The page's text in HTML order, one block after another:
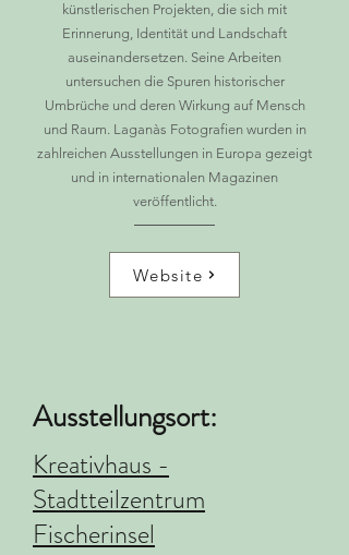
künstlerischen Projekten, die sich mit
Erinnerung, Identität und Landschaft
auseinandersetzen. Seine Arbeiten
untersuchen die Spuren historischer
Umbrüche und deren Wirkung auf Mensch
und Raum. Laganàs Fotografien wurden in
zahlreichen Ausstellungen in Europa gezeigt
und in internationalen Magazinen
veröffentlicht.
Website
Ausstellungsort:
Kreativhaus -
Stadtteilzentrum
Fischerinsel